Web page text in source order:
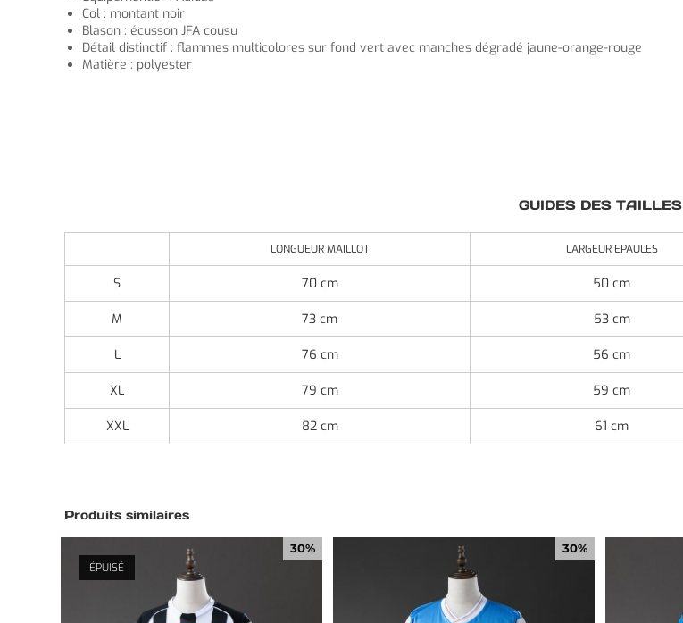
Col : montant noir
Blason : écusson JFA cousu
Détail distinctif : flammes multicolores sur fond vert avec manches dégradé jaune-orange-rouge
Matière : polyester
GUIDES DES TAILLES
LONGUEUR MAILLOT LARGEUR EPAULES
S 70 cm 50 cm
M 73 cm 53 cm
L 76 cm 56 cm
XL 79 cm 59 cm
XXL 82 cm 61 cm
Produits similaires
30%
ÉPUISÉ
30%